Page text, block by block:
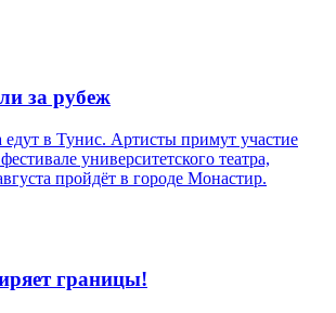
за рубеж
в Тунис. Артисты примут участие
университетского театра,
пройдёт в городе Монастир.
границы!